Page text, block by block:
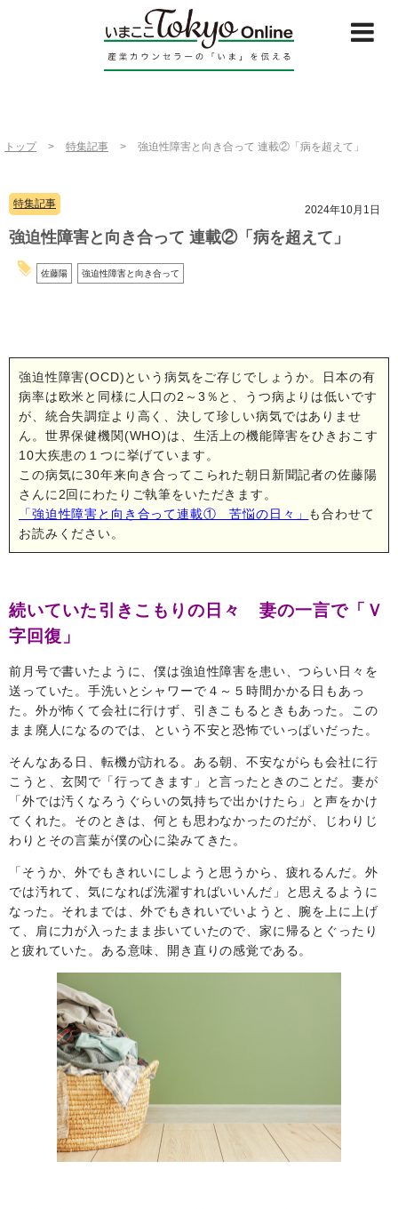
トップ > 特集記事 > 強迫性障害と向き合って 連載②「病を超えて」
特集記事
強迫性障害と向き合って 連載②「病を超えて」
2024年10月1日
佐藤陽 強迫性障害と向き合って
強迫性障害(OCD)という病気をご存じでしょうか。日本の有
病率は欧米と同様に人口の2～3％と、うつ病よりは低いです
が、統合失調症より高く、決して珍しい病気ではありませ
ん。世界保健機関(WHO)は、生活上の機能障害をひきおこす
10大疾患の１つに挙げています。
この病気に30年来向き合ってこられた朝日新聞記者の佐藤陽
さんに2回にわたりご執筆をいただきます。
「強迫性障害と向き合って連載① 苦悩の日々」 も合わせて
お読みください。
続いていた引きこもりの日々 妻の一言で「Ｖ
字回復」
前月号で書いたように、僕は強迫性障害を患い、つらい日々を
送っていた。手洗いとシャワーで４～５時間かかる日もあっ
た。外が怖くて会社に行けず、引きこもるときもあった。この
まま廃人になるのでは、という不安と恐怖でいっぱいだった。
そんなある日、転機が訪れる。ある朝、不安ながらも会社に行
こうと、玄関で「行ってきます」と言ったときのことだ。妻が
「外では汚くなろうぐらいの気持ちで出かけたら」と声をかけ
てくれた。そのときは、何とも思わなかったのだが、じわりじ
わりとその言葉が僕の心に染みてきた。
「そうか、外でもきれいにしようと思うから、疲れるんだ。外
では汚れて、気になれば洗濯すればいいんだ」と思えるように
なった。それまでは、外でもきれいでいようと、腕を上に上げ
て、肩に力が入ったまま歩いていたので、家に帰るとぐったり
と疲れていた。ある意味、開き直りの感覚である。